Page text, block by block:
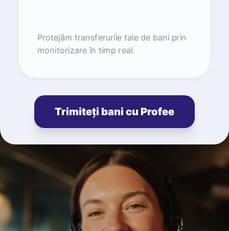
Protejăm transferurile tale de bani prin
monitorizare în timp real.
Trimiteți bani cu Profee